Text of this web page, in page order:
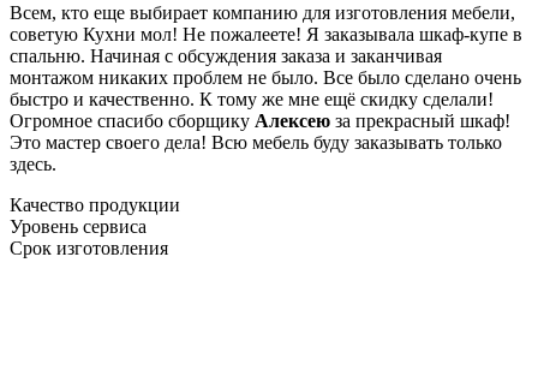
Всем, кто еще выбирает компанию для изготовления мебели,
советую Кухни мол! Не пожалеете! Я заказывала шкаф-купе в
спальню. Начиная с обсуждения заказа и заканчивая
монтажом никаких проблем не было. Все было сделано очень
быстро и качественно. К тому же мне ещё скидку сделали!
Огромное спасибо сборщику Алексею за прекрасный шкаф!
Это мастер своего дела! Всю мебель буду заказывать только
здесь.
Качество продукции
Уровень сервиса
Срок изготовления